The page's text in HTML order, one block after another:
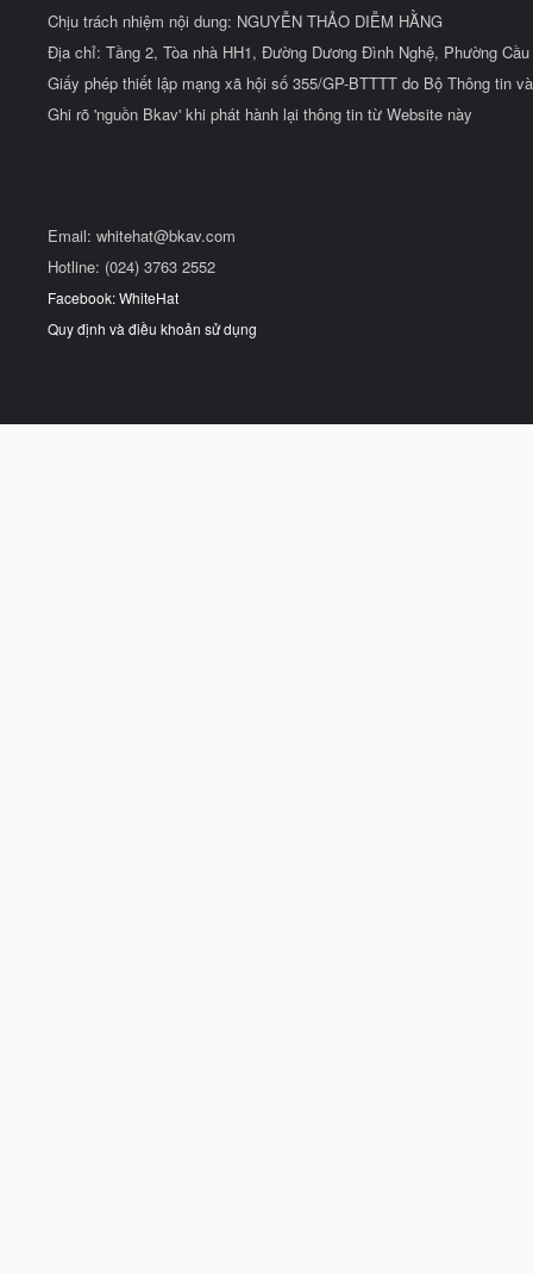
Chịu trách nhiệm nội dung: NGUYỄN THẢO DIỄM HẰNG
Địa chỉ: Tầng 2, Tòa nhà HH1, Đường Dương Đình Nghệ, Phường
Giấy phép thiết lập mạng xã hội số 355/GP-BTTTT do Bộ Thông tin
Ghi rõ 'nguồn Bkav' khi phát hành lại thông tin từ Website này
Email: whitehat@bkav.com
Hotline: (024) 3763 2552
Facebook: WhiteHat
Quy định và điều khoản sử dụng